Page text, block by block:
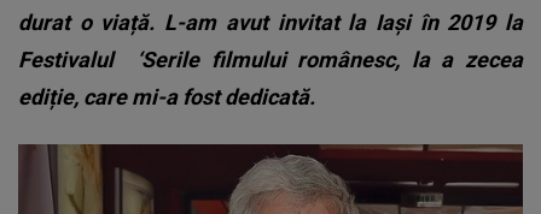
durat o viață. L-am avut invitat la Iași în 2019 la
Festivalul
‘Serile filmului românesc, la a zecea
ediție, care mi-a fost dedicată.